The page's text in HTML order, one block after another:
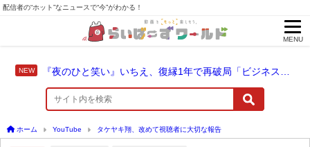
配信者の“ホット”なニュースで“今”がわかる！
MENU
ホーム YouTube タケヤキ翔、改めて視聴者に大切な報告